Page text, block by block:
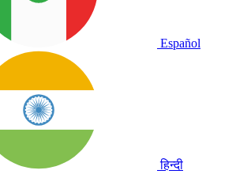
Español
हिन्दी